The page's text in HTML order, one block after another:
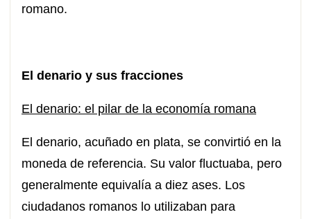
romano.
El denario y sus fracciones
El denario: el pilar de la economía romana
El denario, acuñado en plata, se convirtió en la
moneda de referencia. Su valor fluctuaba, pero
generalmente equivalía a diez ases. Los
ciudadanos romanos lo utilizaban para